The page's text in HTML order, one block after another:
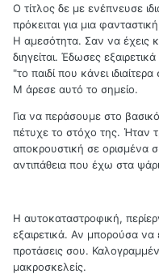
Ο τίτλος δε με ενέπνευσε
πρόκειται για μια
Η αμεσότητα. Σαν να έχεις
διηγείται. Έδωσες
"το παιδί που κάνει
Μ άρεσε αυτό το σημείο.
Για να περάσουμε στο
πέτυχε το στόχο της. Ήταν
αποκρουστική σε ορισμένα
αντιπάθεια που έχω στα
Η αυτοκαταστροφική,
εξαιρετικά. Αν μπορούσα
προτάσεις σου.
μακροσκελείς.